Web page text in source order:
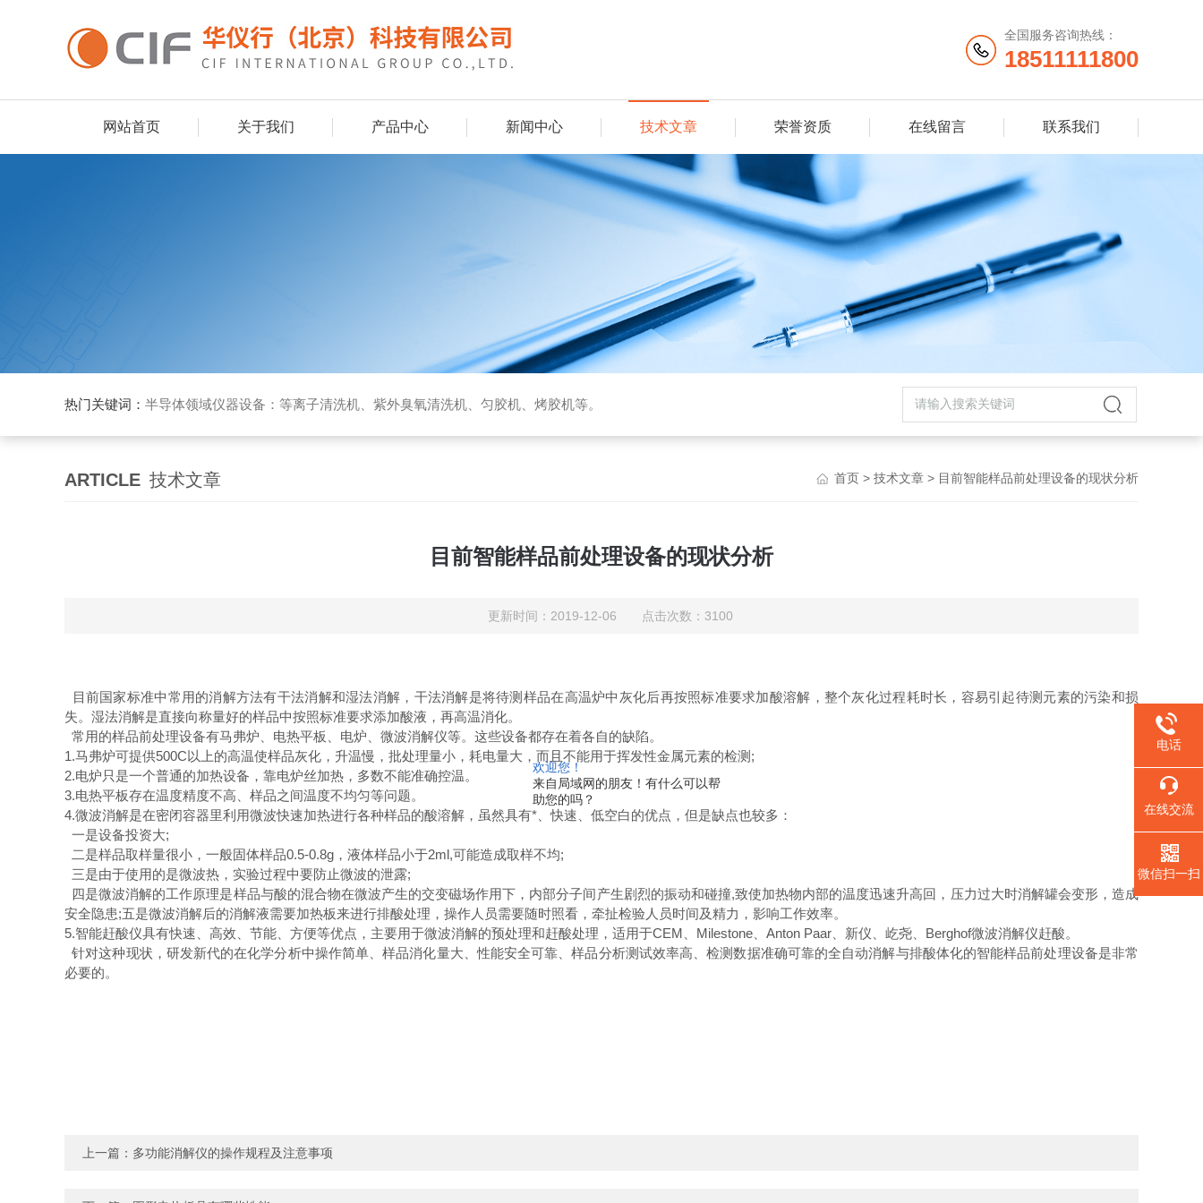
欢迎您！
来自局域网的朋友！有什么可以帮
助您的吗？
全国服务咨询热线：
18511111800
网站首页 关于我们 产品中心 新闻中心 技术文章 荣誉资质 在线留言 联系我们
热门关键词： 半导体领域仪器设备：等离子清洗机、紫外臭氧清洗机、匀胶机、烤胶机等。
ARTICLE 技术文章 首页 > 技术文章 > 目前智能样品前处理设备的现状分析
目前智能样品前处理设备的现状分析
更新时间：2019-12-06 点击次数：3100
目前国家标准中常用的消解方法有干法消解和湿法消解，干法消解是将待测样品在高温炉中灰化后再按照标准要求加酸溶解，整个灰化过程耗时长，容易引起待测元素的污染和损
失。湿法消解是直接向称量好的样品中按照标准要求添加酸液，再高温消化。
常用的样品前处理设备有马弗炉、电热平板、电炉、微波消解仪等。这些设备都存在着各自的缺陷。
1.马弗炉可提供500C以上的高温使样品灰化，升温慢，批处理量小，耗电量大，而且不能用于挥发性金属元素的检测;
2.电炉只是一个普通的加热设备，靠电炉丝加热，多数不能准确控温。
3.电热平板存在温度精度不高、样品之间温度不均匀等问题。
4.微波消解是在密闭容器里利用微波快速加热进行各种样品的酸溶解，虽然具有*、快速、低空白的优点，但是缺点也较多：
一是设备投资大;
二是样品取样量很小，一般固体样品0.5-0.8g，液体样品小于2ml,可能造成取样不均;
三是由于使用的是微波热，实验过程中要防止微波的泄露;
四是微波消解的工作原理是样品与酸的混合物在微波产生的交变磁场作用下，内部分子间产生剧烈的振动和碰撞,致使加热物内部的温度迅速升高回，压力过大时消解罐会变形，造成
安全隐患;五是微波消解后的消解液需要加热板来进行排酸处理，操作人员需要随时照看，牵扯检验人员时间及精力，影响工作效率。
5.智能赶酸仪具有快速、高效、节能、方便等优点，主要用于微波消解的预处理和赶酸处理，适用于CEM、Milestone、Anton Paar、新仪、屹尧、Berghof微波消解仪赶酸。
针对这种现状，研发新代的在化学分析中操作简单、样品消化量大、性能安全可靠、样品分析测试效率高、检测数据准确可靠的全自动消解与排酸体化的智能样品前处理设备是非常
必要的。
上一篇： 多功能消解仪的操作规程及注意事项
电话
在线交流
微信扫一扫